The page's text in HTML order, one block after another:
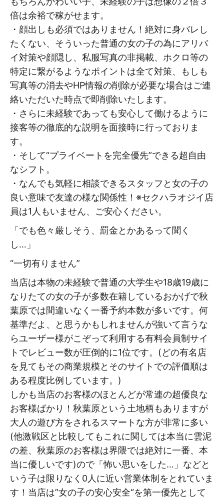
倍は余裕で稼がせます。
・顔出しも必須ではありません！絶対に身バレし
たくない、そういった普通の女の子の為にアリバ
イ対策や顔隠し、私服写真の非掲載、ホクロ等の
特定に繋がるようなポイントは全て対策、もしも
写真等の消去やHP情報の削除が必要な場合はご連
絡いただいた時点で即削除いたします。
・さらに未経験であっても安心して働けるように
接客等の徹底的な説明を面接時に行っておりま
す。
・そして“プライベートを完全優先”できる超自由
なシフト。
・なんでも気軽に相談できるスタッフと女の子の
良い意味で友達の様な関係性！※セクハラオジイ店
員は1人もいません、ご安心ください。
「でも色々厳しそう、罰金とかあるって聞く
し…」
“一切有りません”
当店は本物の未経験で普通の大学生や18歳19歳に
なりたての女の子が多数在籍しているおかげで秋
葉原では間違いなく一番予約本数が多いです。何
基準だよ、と思うかもしれませんが強いて言うな
らユーザー様がこぞって利用する有料会員制サイ
トでレビュー数が圧倒的に1位です。(どの有名店
を見てもその商業規模とそのサイトでの評価順は
ある程度比例しています。)
しかも当店のお客様のほとんどが常連の超優良な
お客様ばかり！秋葉原という土地柄もありますが
大人の遊び方をされるスマートな方が非常に多い
(他激戦区と比較してもこれに関しては本当に雲泥
の差、秋葉原のお客様は界隈では絶対に一番、本
当に優しいです)ので「怖い思いをした…」などと
いう子は限りなく0人に近い営業体制をとれていま
す！当店は”女の子の安心安全“を第一優先として